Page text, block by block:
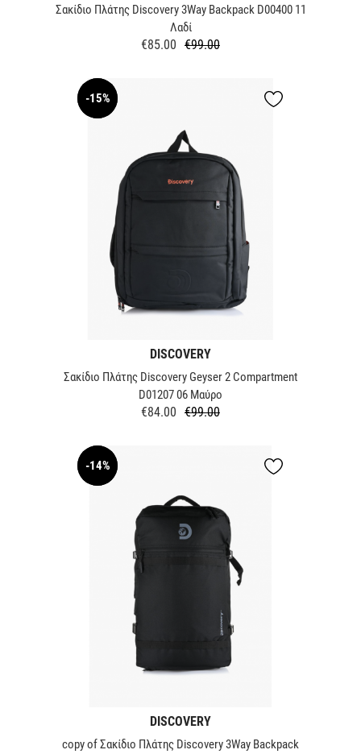
Σακίδιο Πλάτης Discovery 3Way Backpack D00400 11
Λαδί
Regular
€99.00
Price
€85.00
NEW
-15%
DISCOVERY
Σακίδιο Πλάτης Discovery Geyser 2 Compartment
D01207 06 Mαύρο
Regular
€99.00
Price
€84.00
NEW
-14%
DISCOVERY
copy of Σακίδιο Πλάτης Discovery 3Way Backpack